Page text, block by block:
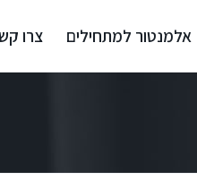
אלמנטור למתחילים צרו